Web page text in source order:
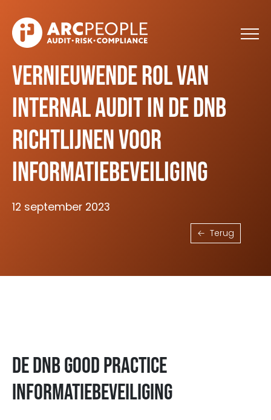
Vernieuwende rol van
Internal Audit in de DNB
Richtlijnen voor
Informatiebeveiliging
12 september 2023
Terug
De DNB Good Practice
Informatiebeveiliging